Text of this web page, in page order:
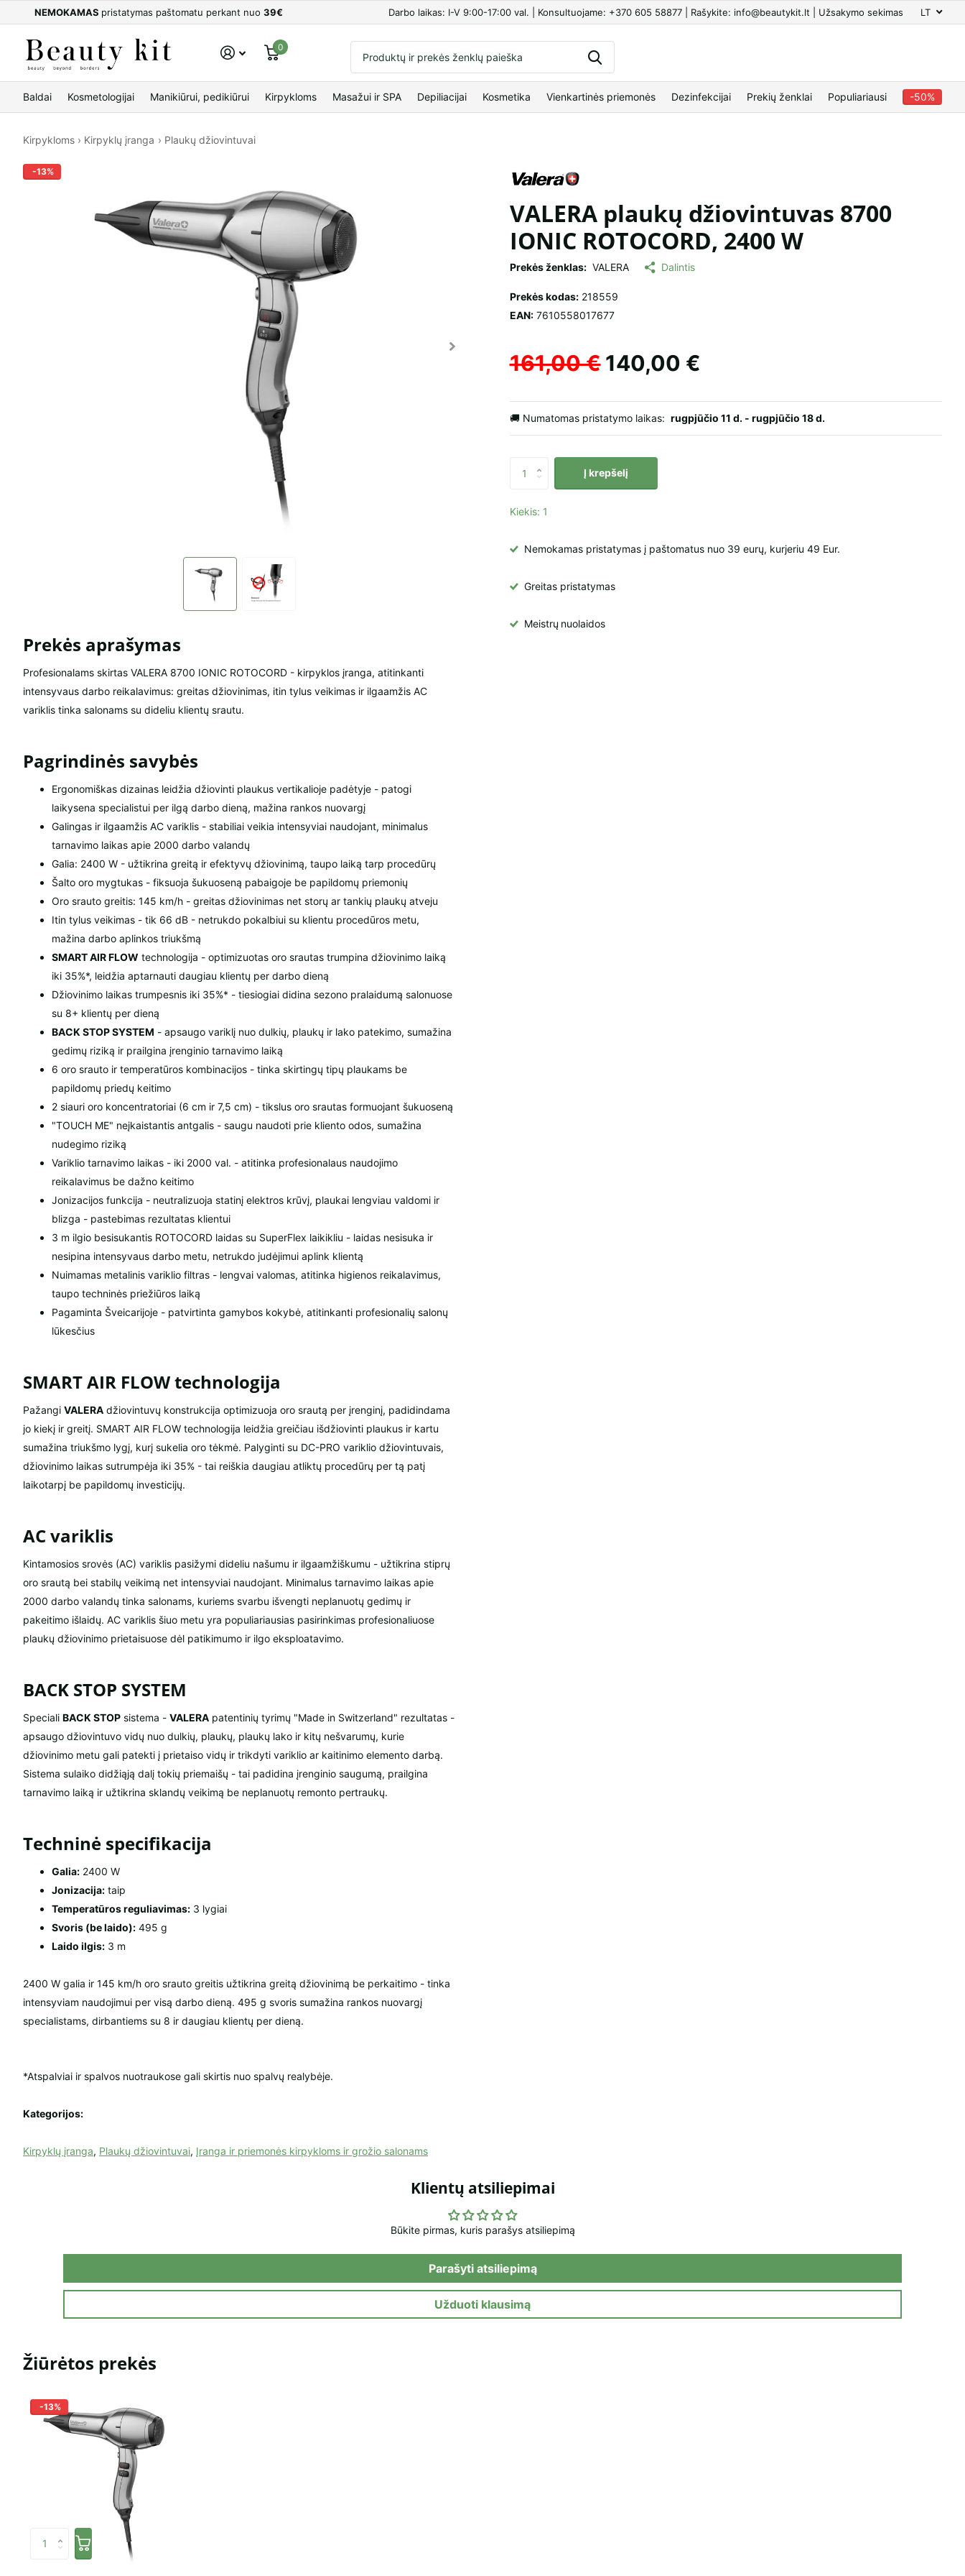
NEMOKAMAS pristatymas paštomatu perkant nuo 39€ Darbo laikas: I-V 9:00-17:00 val. | Konsultuojame: +370 605 58877 | Rašykite: info@beautykit.lt | Užsakymo sekimas LT
0
Baldai Kosmetologijai Manikiūrui, pedikiūrui Kirpykloms Masažui ir SPA Depiliacijai Kosmetika Vienkartinės priemonės Dezinfekcijai Prekių ženklai Populiariausi -50%
Kirpykloms › Kirpyklų įranga › Plaukų džiovintuvai
-13%
Prekės aprašymas
Profesionalams skirtas VALERA 8700 IONIC ROTOCORD - kirpyklos įranga, atitinkanti
intensyvaus darbo reikalavimus: greitas džiovinimas, itin tylus veikimas ir ilgaamžis AC
variklis tinka salonams su dideliu klientų srautu.
Pagrindinės savybės
Ergonomiškas dizainas leidžia džiovinti plaukus vertikalioje padėtyje - patogi
laikysena specialistui per ilgą darbo dieną, mažina rankos nuovargį
Galingas ir ilgaamžis AC variklis - stabiliai veikia intensyviai naudojant, minimalus
tarnavimo laikas apie 2000 darbo valandų
Galia: 2400 W - užtikrina greitą ir efektyvų džiovinimą, taupo laiką tarp procedūrų
Šalto oro mygtukas - fiksuoja šukuoseną pabaigoje be papildomų priemonių
Oro srauto greitis: 145 km/h - greitas džiovinimas net storų ar tankių plaukų atveju
Itin tylus veikimas - tik 66 dB - netrukdo pokalbiui su klientu procedūros metu,
mažina darbo aplinkos triukšmą
SMART AIR FLOW technologija - optimizuotas oro srautas trumpina džiovinimo laiką
iki 35%*, leidžia aptarnauti daugiau klientų per darbo dieną
Džiovinimo laikas trumpesnis iki 35%* - tiesiogiai didina sezono pralaidumą salonuose
su 8+ klientų per dieną
BACK STOP SYSTEM - apsaugo variklį nuo dulkių, plaukų ir lako patekimo, sumažina
gedimų riziką ir prailgina įrenginio tarnavimo laiką
6 oro srauto ir temperatūros kombinacijos - tinka skirtingų tipų plaukams be
papildomų priedų keitimo
2 siauri oro koncentratoriai (6 cm ir 7,5 cm) - tikslus oro srautas formuojant šukuoseną
"TOUCH ME" neįkaistantis antgalis - saugu naudoti prie kliento odos, sumažina
nudegimo riziką
Variklio tarnavimo laikas - iki 2000 val. - atitinka profesionalaus naudojimo
reikalavimus be dažno keitimo
Jonizacijos funkcija - neutralizuoja statinį elektros krūvį, plaukai lengviau valdomi ir
blizga - pastebimas rezultatas klientui
3 m ilgio besisukantis ROTOCORD laidas su SuperFlex laikikliu - laidas nesisuka ir
nesipina intensyvaus darbo metu, netrukdo judėjimui aplink klientą
Nuimamas metalinis variklio filtras - lengvai valomas, atitinka higienos reikalavimus,
taupo techninės priežiūros laiką
Pagaminta Šveicarijoje - patvirtinta gamybos kokybė, atitinkanti profesionalių salonų
lūkesčius
SMART AIR FLOW technologija
Pažangi VALERA džiovintuvų konstrukcija optimizuoja oro srautą per įrenginį, padidindama
jo kiekį ir greitį. SMART AIR FLOW technologija leidžia greičiau išdžiovinti plaukus ir kartu
sumažina triukšmo lygį, kurį sukelia oro tėkmė. Palyginti su DC-PRO variklio džiovintuvais,
džiovinimo laikas sutrumpėja iki 35% - tai reiškia daugiau atliktų procedūrų per tą patį
laikotarpį be papildomų investicijų.
AC variklis
Kintamosios srovės (AC) variklis pasižymi dideliu našumu ir ilgaamžiškumu - užtikrina stiprų
oro srautą bei stabilų veikimą net intensyviai naudojant. Minimalus tarnavimo laikas apie
2000 darbo valandų tinka salonams, kuriems svarbu išvengti neplanuotų gedimų ir
pakeitimo išlaidų. AC variklis šiuo metu yra populiariausias pasirinkimas profesionaliuose
plaukų džiovinimo prietaisuose dėl patikimumo ir ilgo eksploatavimo.
BACK STOP SYSTEM
Speciali BACK STOP sistema - VALERA patentinių tyrimų "Made in Switzerland" rezultatas -
apsaugo džiovintuvo vidų nuo dulkių, plaukų, plaukų lako ir kitų nešvarumų, kurie
džiovinimo metu gali patekti į prietaiso vidų ir trikdyti variklio ar kaitinimo elemento darbą.
Sistema sulaiko didžiąją dalį tokių priemaišų - tai padidina įrenginio saugumą, prailgina
tarnavimo laiką ir užtikrina sklandų veikimą be neplanuotų remonto pertraukų.
Techninė specifikacija
Galia: 2400 W
Jonizacija: taip
Temperatūros reguliavimas: 3 lygiai
Svoris (be laido): 495 g
Laido ilgis: 3 m
2400 W galia ir 145 km/h oro srauto greitis užtikrina greitą džiovinimą be perkaitimo - tinka
intensyviam naudojimui per visą darbo dieną. 495 g svoris sumažina rankos nuovargį
specialistams, dirbantiems su 8 ir daugiau klientų per dieną.
VALERA plaukų džiovintuvas 8700
IONIC ROTOCORD, 2400 W
Prekės ženklas: VALERA Dalintis
Prekės kodas:218559
EAN:7610558017677
161,00 € 140,00 €
🚚 Numatomas pristatymo laikas: rugpjūčio 11 d. - rugpjūčio 18 d.
Į krepšelį
Kiekis: 1
Nemokamas pristatymas į paštomatus nuo 39 eurų, kurjeriu 49 Eur.
Greitas pristatymas
Meistrų nuolaidos
*Atspalviai ir spalvos nuotraukose gali skirtis nuo spalvų realybėje.
Kategorijos:
Kirpyklų įranga, Plaukų džiovintuvai, Įranga ir priemonės kirpykloms ir grožio salonams
Klientų atsiliepimai
Būkite pirmas, kuris parašys atsiliepimą
Parašyti atsiliepimą
Užduoti klausimą
Žiūrėtos prekės
-13%